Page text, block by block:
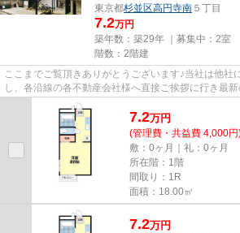
東京都杉並区高円寺南 ５丁目
7.2万円
築年数：築29年 ｜募集中： 2室
階数：2階建
ここまでご覧頂きありがとうございます♪当社は他社
し、各沿線の各不動産会社様へ直接ご挨拶に行き最
しております！最新の情報は...
7.2万円
(管理費・共益費 4,000円
敷：0ヶ月｜礼：0ヶ月
所在階：1階
間取り：1R
面積：18.00㎡
7.2万円